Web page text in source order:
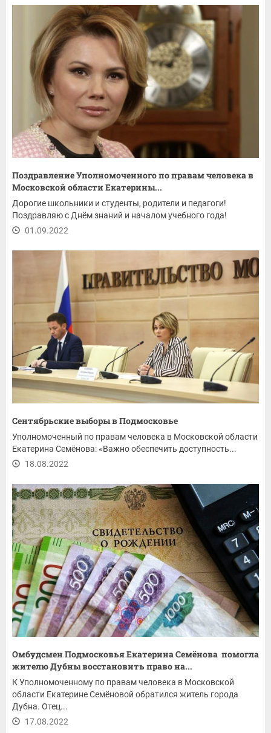
Поздравление Уполномоченного по правам человека в
Московской области Екатерины...
Дорогие школьники и студенты, родители и педагоги!
Поздравляю с Днём знаний и началом учебного года!
01.09.2022
Сентябрьские выборы в Подмосковье
Уполномоченный по правам человека в Московской области
Екатерина Семёнова: «Важно обеспечить доступность...
18.08.2022
Омбудсмен Подмосковья Екатерина Семёнова помогла
жителю Дубны восстановить право на...
К Уполномоченному по правам человека в Московской
области Екатерине Семёновой обратился житель города
Дубна. Отец...
17.08.2022